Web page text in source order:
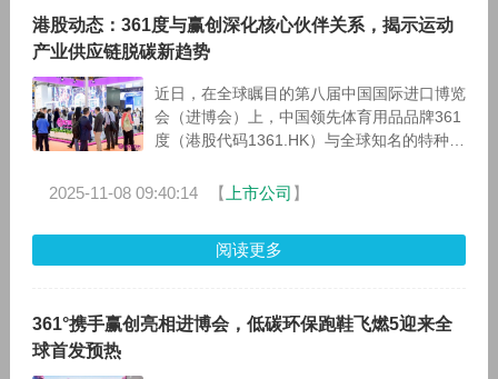
港股动态：361度与赢创深化核心伙伴关系，揭示运动
产业供应链脱碳新趋势
近日，在全球瞩目的第八届中国国际进口博览
会（进博会）上，中国领先体育用品品牌361
度（港股代码1361.HK）与全球知名的特种化
了“第二代Mass Balan
2025-11-08 09:40:14 【 上市公司 】
阅读更多
361°携手赢创亮相进博会，低碳环保跑鞋飞燃5迎来全
球首发预热